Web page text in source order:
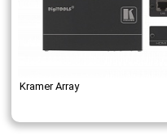
Kramer Array